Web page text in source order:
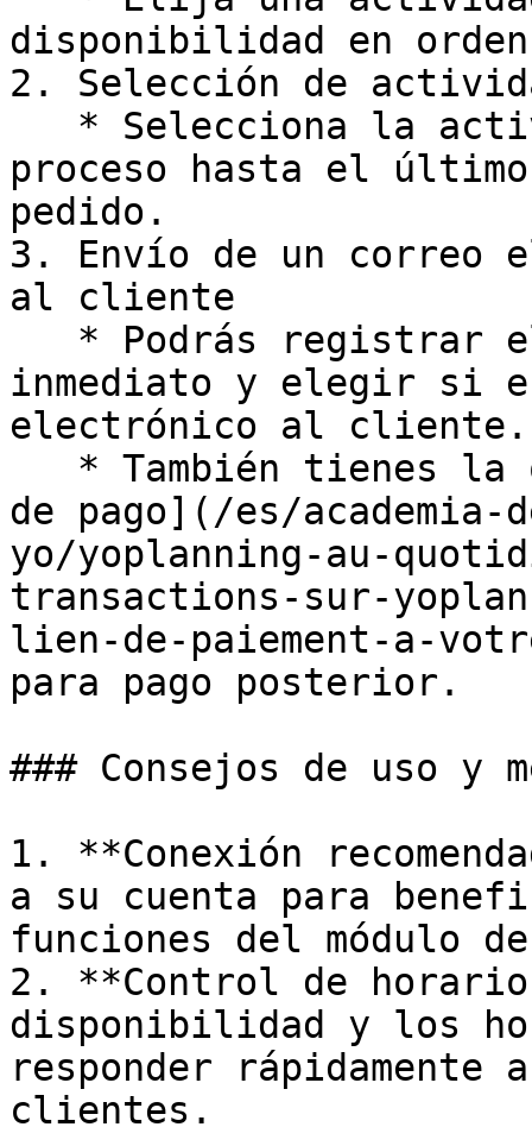
disponibilidad en
2. Selección de
proceso hasta el
pedido.
3. Envío de un correo
al cliente
inmediato y elegir si
electrónico al cliente.
de pago](/es/
yo/yoplanning-au-
transactions-sur-
lien-de-paiement-a-
para pago posterior.
### Consejos de uso y
1. **Conexión
a su cuenta para
funciones del módulo
2. **Control de
disponibilidad y los
responder
clientes.